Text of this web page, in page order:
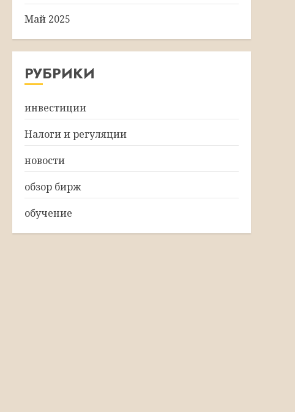
Май 2025
РУБРИКИ
инвестиции
Налоги и регуляции
новости
обзор бирж
обучение